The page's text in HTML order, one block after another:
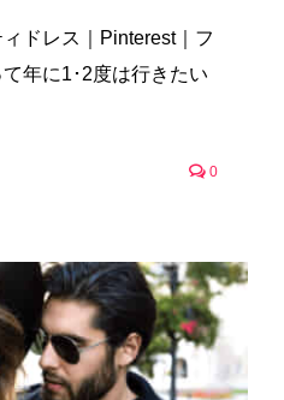
ドレス｜Pinterest｜フ
年に1･2度は行きたい
0